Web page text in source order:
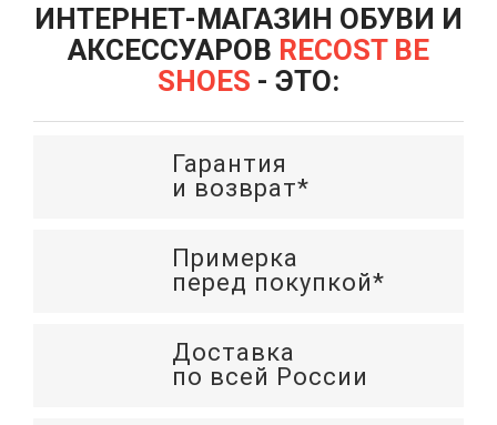
ИНТЕРНЕТ-МАГАЗИН ОБУВИ И
АКСЕССУАРОВ RECOST BE
SHOES - ЭТО:
Гарантия
и возврат*
Примерка
перед покупкой*
Доставка
по всей России